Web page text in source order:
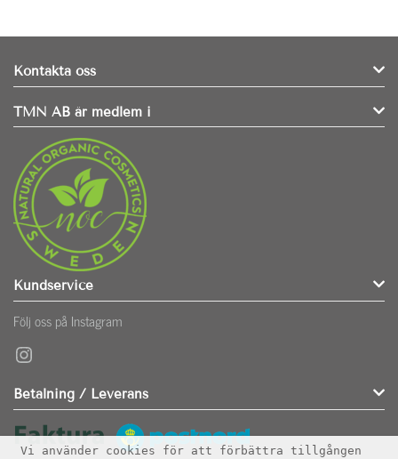
Kontakta oss
TMN AB är medlem i
Kundservice
Följ oss på Instagram
Instagram
Betalning / Leverans
Vi använder cookies för att förbättra tillgången